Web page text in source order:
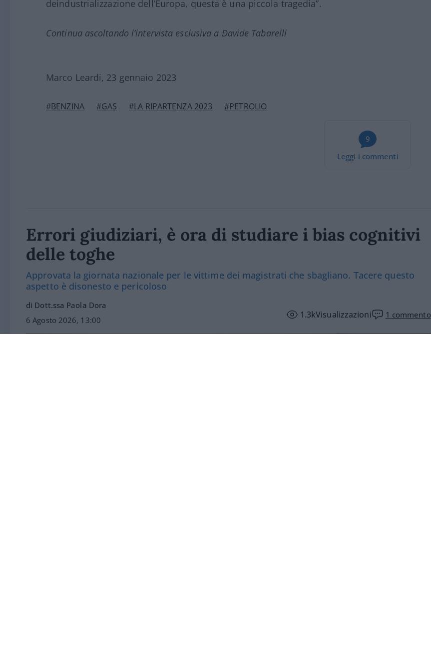
deindustrializzazione dell’Europa, questa è una piccola tragedia”.
Continua ascoltando l’intervista esclusiva a Davide Tabarelli
Marco Leardi, 23 gennaio 2023
#BENZINA #GAS #LA RIPARTENZA 2023 #PETROLIO
9
Leggi i commenti
Errori giudiziari, è ora di studiare i bias cognitivi
delle toghe
Approvata la giornata nazionale per le vittime dei magistrati che sbagliano. Tacere questo
aspetto è disonesto e pericoloso
di Dott.ssa Paola Dora
6 Agosto 2026, 13:00
1.3kVisualizzazioni 1 commento